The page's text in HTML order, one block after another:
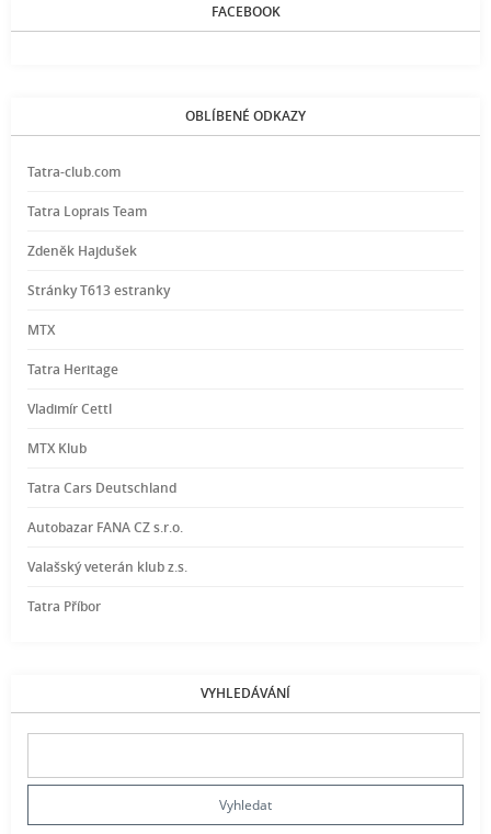
FACEBOOK
OBLÍBENÉ ODKAZY
Tatra-club.com
Tatra Loprais Team
Zdeněk Hajdušek
Stránky T613 estranky
MTX
Tatra Heritage
Vladimír Cettl
MTX Klub
Tatra Cars Deutschland
Autobazar FANA CZ s.r.o.
Valašský veterán klub z.s.
Tatra Příbor
VYHLEDÁVÁNÍ